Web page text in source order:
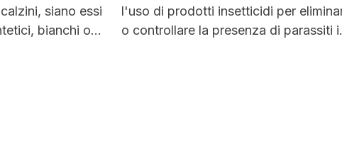
siano essi
bianchi o
l'uso di prodotti insetticidi per
o controllare la presenza di parassiti